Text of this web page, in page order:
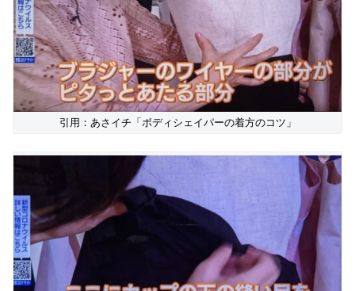
引用：あさイチ「ボディシェイパーの着方のコツ」